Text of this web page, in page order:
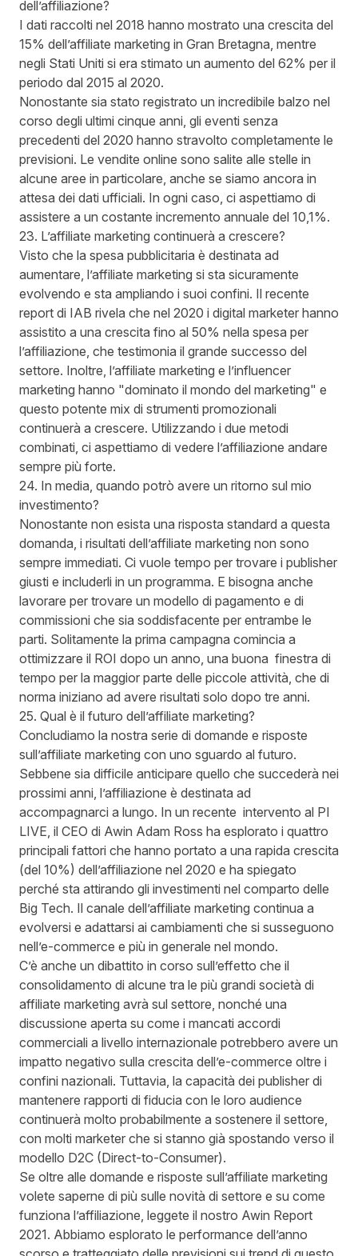
dell’affiliazione?
I dati raccolti nel 2018 hanno mostrato una crescita del
15% dell’affiliate marketing in Gran Bretagna, mentre
negli Stati Uniti si era stimato un aumento del 62% per il
periodo dal 2015 al 2020.
Nonostante sia stato registrato un incredibile balzo nel
corso degli ultimi cinque anni, gli eventi senza
precedenti del 2020 hanno stravolto completamente le
previsioni. Le vendite online sono salite alle stelle in
alcune aree in particolare, anche se siamo ancora in
attesa dei dati ufficiali. In ogni caso, ci aspettiamo di
assistere a un costante incremento annuale del 10,1%.
23. L’affiliate marketing continuerà a crescere?
Visto che la spesa pubblicitaria è destinata ad
aumentare, l’affiliate marketing si sta sicuramente
evolvendo e sta ampliando i suoi confini. Il recente
report di IAB rivela che nel 2020 i digital marketer hanno
assistito a una crescita fino al 50% nella spesa per
l’affiliazione, che testimonia il grande successo del
settore. Inoltre, l’affiliate marketing e l’influencer
marketing hanno "dominato il mondo del marketing" e
questo potente mix di strumenti promozionali
continuerà a crescere. Utilizzando i due metodi
combinati, ci aspettiamo di vedere l’affiliazione andare
sempre più forte.
24. In media, quando potrò avere un ritorno sul mio
investimento?
Nonostante non esista una risposta standard a questa
domanda, i risultati dell’affiliate marketing non sono
sempre immediati. Ci vuole tempo per trovare i publisher
giusti e includerli in un programma. E bisogna anche
lavorare per trovare un modello di pagamento e di
commissioni che sia soddisfacente per entrambe le
parti. Solitamente la prima campagna comincia a
ottimizzare il ROI dopo un anno, una buona finestra di
tempo per la maggior parte delle piccole attività, che di
norma iniziano ad avere risultati solo dopo tre anni.
25. Qual è il futuro dell’affiliate marketing?
Concludiamo la nostra serie di domande e risposte
sull’affiliate marketing con uno sguardo al futuro.
Sebbene sia difficile anticipare quello che succederà nei
prossimi anni, l’affiliazione è destinata ad
accompagnarci a lungo. In un recente intervento al PI
LIVE , il CEO di Awin Adam Ross ha esplorato i quattro
principali fattori che hanno portato a una rapida crescita
(del 10%) dell’affiliazione nel 2020 e ha spiegato
perché sta attirando gli investimenti nel comparto delle
Big Tech. Il canale dell’affiliate marketing continua a
evolversi e adattarsi ai cambiamenti che si susseguono
nell’e-commerce e più in generale nel mondo.
C’è anche un dibattito in corso sull’effetto che il
consolidamento di alcune tra le più grandi società di
affiliate marketing avrà sul settore, nonché una
discussione aperta su come i mancati accordi
commerciali a livello internazionale potrebbero avere un
impatto negativo sulla crescita dell’e-commerce oltre i
confini nazionali. Tuttavia, la capacità dei publisher di
mantenere rapporti di fiducia con le loro audience
continuerà molto probabilmente a sostenere il settore,
con molti marketer che si stanno già spostando verso il
modello D2C (Direct-to-Consumer).
Se oltre alle domande e risposte sull’affiliate marketing
volete saperne di più sulle novità di settore e su come
funziona l’affiliazione, leggete il nostro Awin Report
2021. Abbiamo esplorato le performance dell’anno